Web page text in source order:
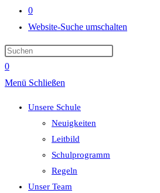
0
Website-Suche umschalten
0
Menü Schließen
Unsere Schule
Neuigkeiten
Leitbild
Schulprogramm
Regeln
Unser Team